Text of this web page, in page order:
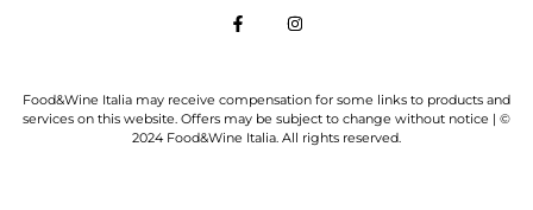
Food&Wine Italia may receive compensation for some links to products and
services on this website. Offers may be subject to change without notice | ©
2024 Food&Wine Italia. All rights reserved.